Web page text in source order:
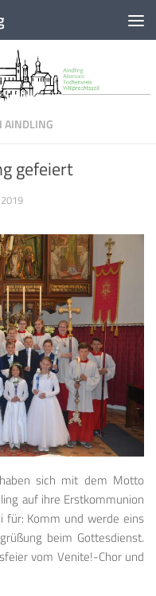
AINDLING
gefeiert
sich mit dem Motto
auf ihre Erstkommunion
für: Komm und werde eins
beim Gottesdienst.
vom Venite!-Chor und